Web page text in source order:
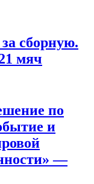
сборную.
мяч
по
и
—